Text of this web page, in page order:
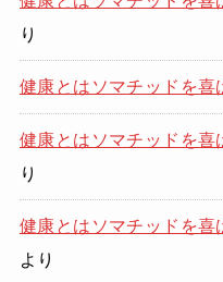
り
健康とはソマチッドを喜
健康とはソマチッドを喜
り
健康とはソマチッドを喜
より